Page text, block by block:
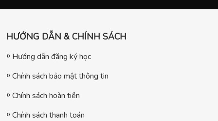
HƯỚNG DẪN & CHÍNH SÁCH
Hướng dẫn đăng ký học
Chính sách bảo mật thông tin
Chính sách hoàn tiền
Chính sách thanh toán